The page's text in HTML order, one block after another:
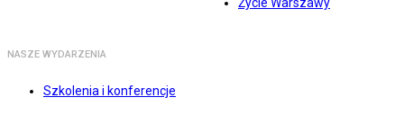
NASZE WYDARZENIA
Szkolenia i konferencje